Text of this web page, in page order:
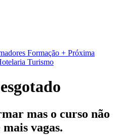
Formação + Próxima
Turismo
mas o curso não
mais vagas.